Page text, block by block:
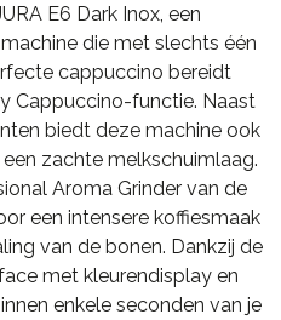
E6 Dark Inox, een
die met slechts één
cappuccino bereidt
Cappuccino-functie. Naast
biedt deze machine ook
zachte melkschuimlaag.
Aroma Grinder van de
een intensere koffiesmaak
van de bonen. Dankzij de
met kleurendisplay en
enkele seconden van je